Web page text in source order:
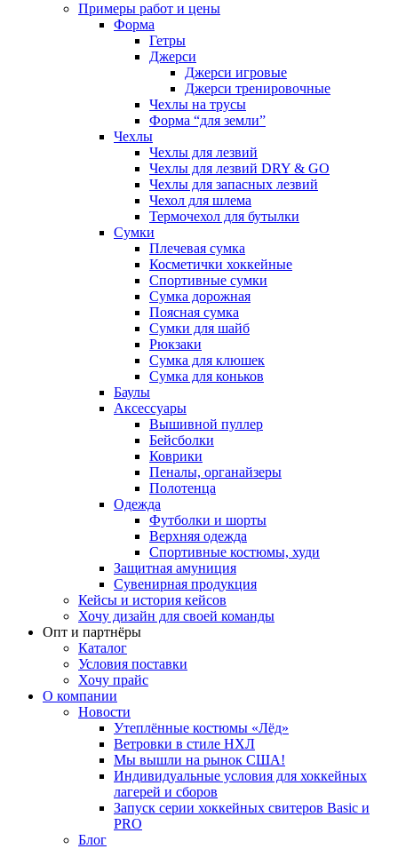
Примеры работ и цены
Форма
Гетры
Джерси
Джерси игровые
Джерси тренировочные
Чехлы на трусы
Форма “для земли”
Чехлы
Чехлы для лезвий
Чехлы для лезвий DRY & GO
Чехлы для запасных лезвий
Чехол для шлема
Термочехол для бутылки
Сумки
Плечевая сумка
Косметички хоккейные
Спортивные сумки
Сумка дорожная
Поясная сумка
Сумки для шайб
Рюкзаки
Сумка для клюшек
Сумка для коньков
Баулы
Аксессуары
Вышивной пуллер
Бейсболки
Коврики
Пеналы, органайзеры
Полотенца
Одежда
Футболки и шорты
Верхняя одежда
Спортивные костюмы, худи
Защитная амуниция
Сувенирная продукция
Кейсы и история кейсов
Хочу дизайн для своей команды
Опт и партнёры
Каталог
Условия поставки
Хочу прайс
О компании
Новости
Утеплённые костюмы «Лёд»
Ветровки в стиле НХЛ
Мы вышли на рынок США!
Индивидуальные условия для хоккейных
лагерей и сборов
Запуск серии хоккейных свитеров Basic и
PRO
Блог